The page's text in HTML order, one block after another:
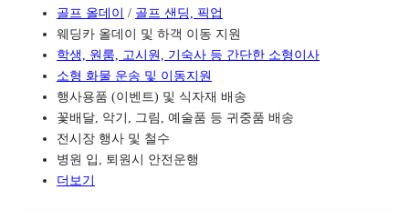
골프 올데이 / 골프 샌딩, 픽업
웨딩카 올데이 및 하객 이동 지원
학생, 원룸, 고시원, 기숙사 등 간단한 소형이사
소형 화물 운송 및 이동지원
행사용품 (이벤트) 및 식자재 배송
꽃배달, 악기, 그림, 예술품 등 귀중품 배송
전시장 행사 및 철수
병원 입, 퇴원시 안전운행
더보기